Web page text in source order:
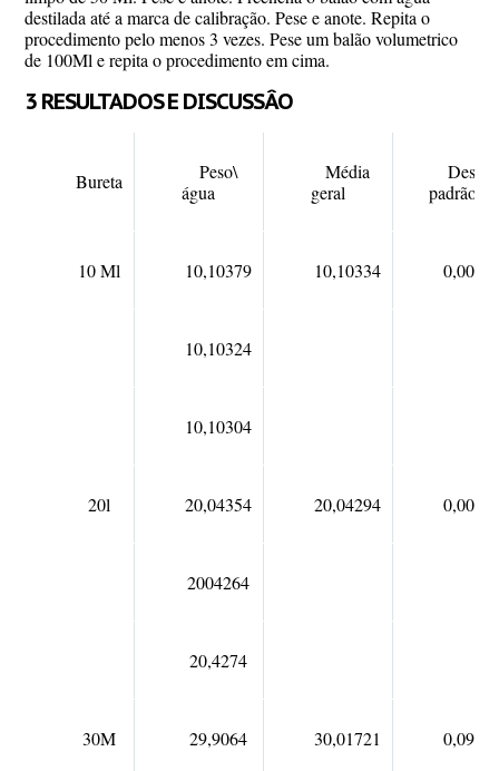
destilada até a marca de calibração. Pese e anote. Repita o
procedimento pelo menos 3 vezes. Pese um balão volumetrico
de 100Ml e repita o procedimento em cima.
3 RESULTADOS E DISCUSSÂO
Bureta
Peso\
água
Média
geral
Desvio
padrão
10 Ml 10,10379 10,10334
10,10324
10,10304
20l 20,04354 20,04294
2004264
20,4274
30M 29,9064 30,01721